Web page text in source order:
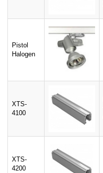
Pistol
Halogen
XTS-
4100
XTS-
4200